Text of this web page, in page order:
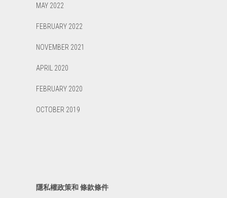
MAY 2022
FEBRUARY 2022
NOVEMBER 2021
APRIL 2020
FEBRUARY 2020
OCTOBER 2019
隱私權政策和 條款條件